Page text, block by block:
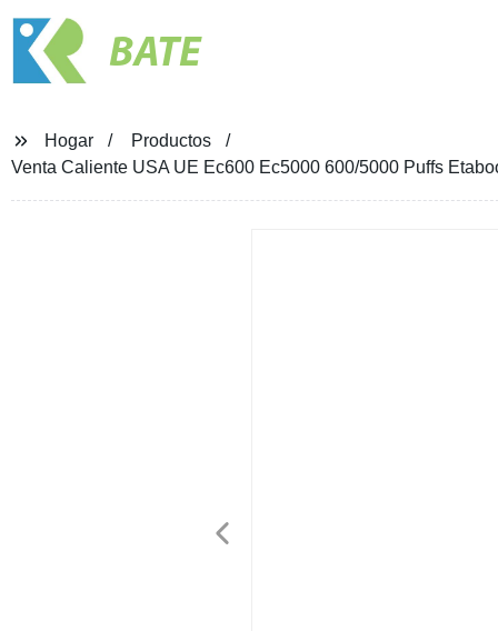
BATE
Hogar
Productos
Venta Caliente USA UE Ec600 Ec5000 600/5000 Puffs